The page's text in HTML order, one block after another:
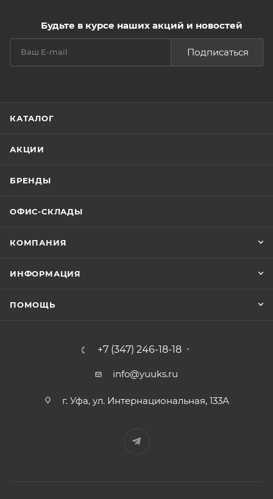
Будьте в курсе наших акций и новостей
Подписаться
КАТАЛОГ
АКЦИИ
БРЕНДЫ
ОФИС-СКЛАДЫ
КОМПАНИЯ
ИНФОРМАЦИЯ
ПОМОЩЬ
+7 (347) 246-18-18
info@yuuks.ru
г. Уфа, ул. Интернациональная, 133А